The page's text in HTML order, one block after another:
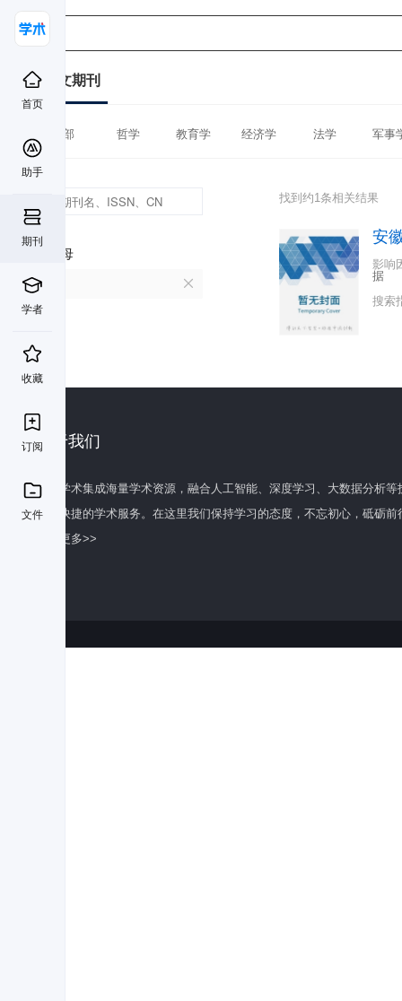
首页
助手
期刊
学者
收藏
订阅
文件
中文期刊
全部 哲学 教育学 经济学 法学 军事
首字母
A
找到约1条相关结果
安
影响
据
搜索
关于我们
百度学术集成海量学术资源，融合人工智能、深度学习、大数据分析
全面快捷的学术服务。在这里我们保持学习的态度，不忘初心，砥砺前
了解更多>>